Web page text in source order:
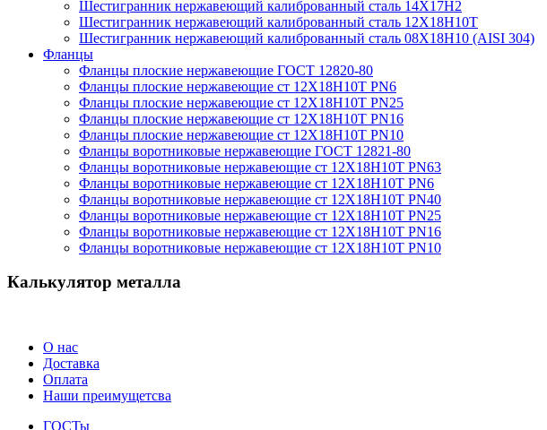
Шестигранник нержавеющий калиброванный сталь 14Х17Н2
Шестигранник нержавеющий калиброванный сталь 12Х18Н10Т
Шестигранник нержавеющий калиброванный сталь 08Х18Н10 (AISI 304)
Фланцы
Фланцы плоские нержавеющие ГОСТ 12820-80
Фланцы плоские нержавеющие ст 12Х18Н10Т PN6
Фланцы плоские нержавеющие ст 12Х18Н10Т PN25
Фланцы плоские нержавеющие ст 12Х18Н10Т PN16
Фланцы плоские нержавеющие ст 12Х18Н10Т PN10
Фланцы воротниковые нержавеющие ГОСТ 12821-80
Фланцы воротниковые нержавеющие ст 12Х18Н10Т PN63
Фланцы воротниковые нержавеющие ст 12Х18Н10Т PN6
Фланцы воротниковые нержавеющие ст 12Х18Н10Т PN40
Фланцы воротниковые нержавеющие ст 12Х18Н10Т PN25
Фланцы воротниковые нержавеющие ст 12Х18Н10Т PN16
Фланцы воротниковые нержавеющие ст 12Х18Н10Т PN10
Калькулятор металла
О нас
Доставка
Оплата
Наши преимущетсва
ГОСТы